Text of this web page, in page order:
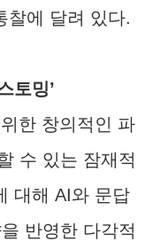
찰에 달려 있다.
토밍’
한 창의적인 파
수 있는 잠재적
대해 AI와 문답
반영한 다각적